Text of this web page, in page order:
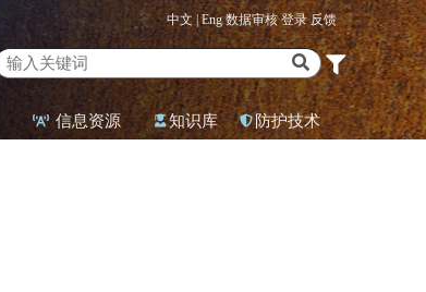
中文 |Eng 数据审核登录反馈
信息资源 知识库 防护技术